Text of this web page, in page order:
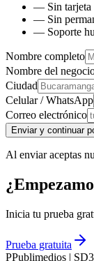
— Sin tarjeta
— Sin
— Soporte
Nombre completo
Nombre del
Ciudad
Celular / WhatsApp
Correo electrónico
Enviar y continuar
Al enviar aceptas
Inicia tu prueba
Prueba gratuita
PPublimedios |